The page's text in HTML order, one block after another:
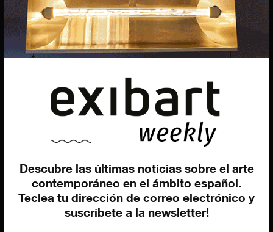
Descubre las últimas noticias sobre el arte
contemporáneo en el ámbito español.
Teclea tu dirección de correo electrónico y
suscríbete a la newsletter!
Programación y diseño web
Giovanni Costante
Marcello Moi
08015 BARCELONA
CIF: B06956841
Suscríbete a la newsletter